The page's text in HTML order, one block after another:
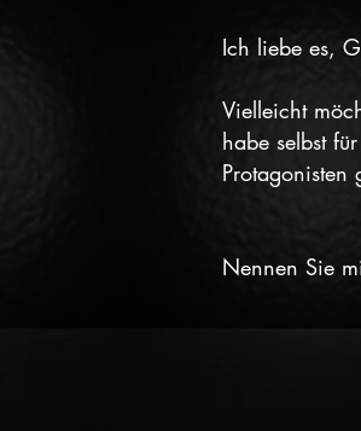
Ich liebe es,
Vielleicht
habe selbst
Nennen Sie